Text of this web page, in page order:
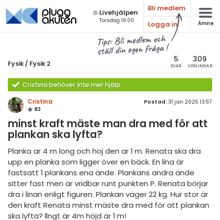
Live­hjälpen
Torsdag 16:00
Bli medlem
Logga in
Ämne
Tips: Bli medlem och
ställ din egen fråga !
Fysik / Fysik 2 5
SVAR
309
VISNINGAR
Cristina behöver inte mer hjälp
Cristina
83
Postad: 31 jan 2025 13:57
minst kraft mäste man dra med för att
plankan ska lyfta?
Planka ar 4 m long och hoj den ar 1 m. Renata ska dra
upp en planka som ligger över en bäck. En lina är
fastsatt 1 plankans ena ände. Plankans andra ände
sitter fast men är vridbar runt punkten P. Renata börjar
dra i linan enligt figuren. Plankan väger 22 kg. Hur stor är
den kraft Renata minst mäste dra med för att plankan
ska lyfta? llngt är 4m höjd är 1 m!
Alla ämnen
Fysik
Alla trådar
Grundskola
Fysik 2
Universitet
MaFy (fysikdelen)
Allmänna diskussioner
Livehjälpen
& Bygg
språk